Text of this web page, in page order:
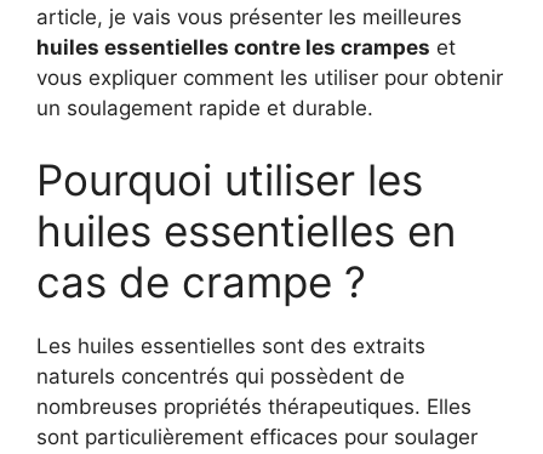
article, je vais vous présenter les meilleures
huiles essentielles contre les crampes et
vous expliquer comment les utiliser pour obtenir
un soulagement rapide et durable.
Pourquoi utiliser les
huiles essentielles en
cas de crampe ?
Les huiles essentielles sont des extraits
naturels concentrés qui possèdent de
nombreuses propriétés thérapeutiques. Elles
sont particulièrement efficaces pour soulager